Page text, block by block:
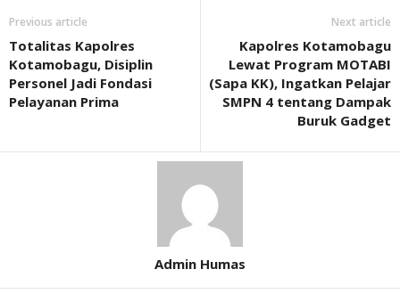
Previous article
Totalitas Kapolres
Kotamobagu, Disiplin
Personel Jadi Fondasi
Pelayanan Prima
Next article
Kapolres Kotamobagu
Lewat Program MOTABI
(Sapa KK), Ingatkan Pelajar
SMPN 4 tentang Dampak
Buruk Gadget
Admin Humas